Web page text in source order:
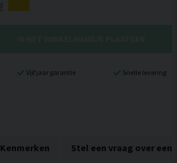
Vijf jaar garantie Snelle levering
Kenmerken Stel een vraag over een